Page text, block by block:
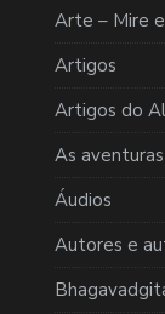
Arte – Mire
Artigos
Artigos do
As
Áudios
Autores e